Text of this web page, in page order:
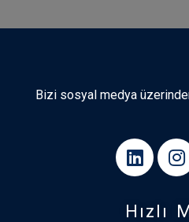
Bizi sosyal medya
Hızlı